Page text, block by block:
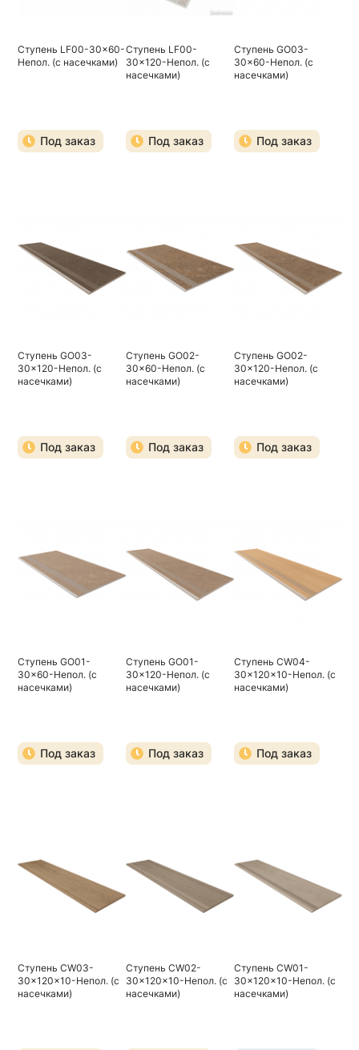
Ступень LF00-30x60-
Непол. (с насечками)
Под заказ
Ступень LF00-
30x120-Непол. (с
насечками)
Под заказ
Ступень GO03-
30x60-Непол. (с
насечками)
Под заказ
Ступень GO03-
30x120-Непол. (с
насечками)
Под заказ
Ступень GO02-
30x60-Непол. (с
насечками)
Под заказ
Ступень GO02-
30x120-Непол. (с
насечками)
Под заказ
Ступень GO01-
30x60-Непол. (с
насечками)
Под заказ
Ступень GO01-
30x120-Непол. (с
насечками)
Под заказ
Ступень CW04-
30x120x10-Непол. (с
насечками)
Под заказ
Ступень CW03-
30x120x10-Непол. (с
насечками)
Ступень CW02-
30x120x10-Непол. (с
насечками)
Ступень CW01-
30x120x10-Непол. (с
насечками)